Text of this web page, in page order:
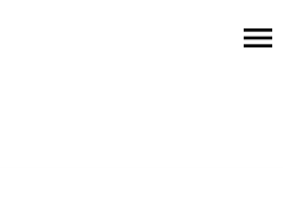
menu